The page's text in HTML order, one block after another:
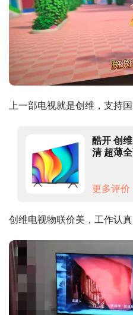
上一部电视就是创维，支持国
酷开 创
清 超薄
更多评价
创维电视物联价美，工作认